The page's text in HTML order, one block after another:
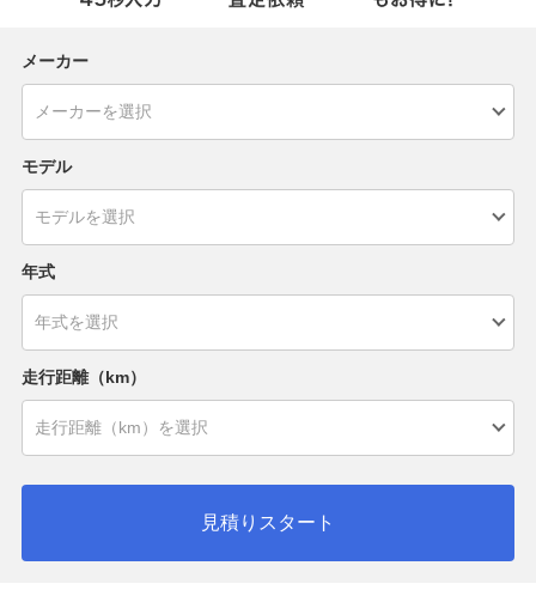
メーカー
モデル
年式
走行距離（km）
見積りスタート